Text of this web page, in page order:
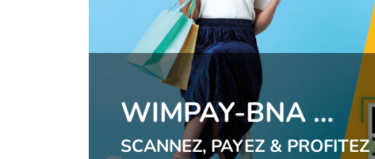
WIMPAY-BNA …
SCANNEZ, PAYEZ & PROFITEZ